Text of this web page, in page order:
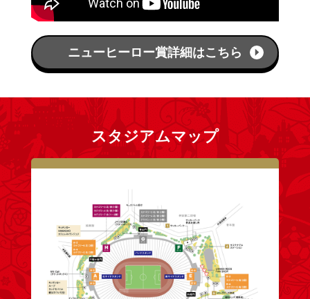
ニューヒーロー賞詳細はこちら
スタジアムマップ